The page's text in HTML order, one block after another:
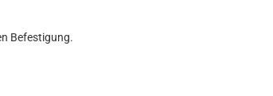
Befestigung.